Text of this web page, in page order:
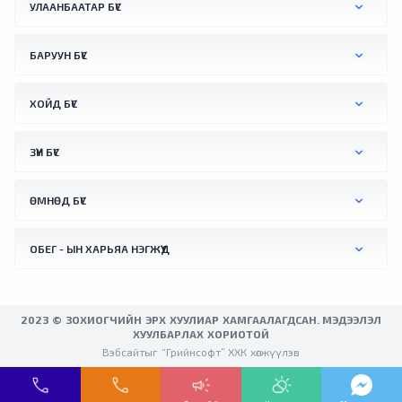
залгаа хилийн орчимд орших Австрийн
УЛААНБААТАР БҮС
БАРУУН БҮС
ХОЙД БҮС
ЗҮҮН БҮС
ӨМНӨД БҮС
ОБЕГ - ЫН ХАРЬЯА НЭГЖҮҮД
2023 © ЗОХИОГЧИЙН ЭРХ ХУУЛИАР ХАМГААЛАГДСАН. МЭДЭЭЛЭЛ
ХУУЛБАРЛАХ ХОРИОТОЙ
Вэбсайтыг “Грийнсофт” ХХК хөгжүүлэв